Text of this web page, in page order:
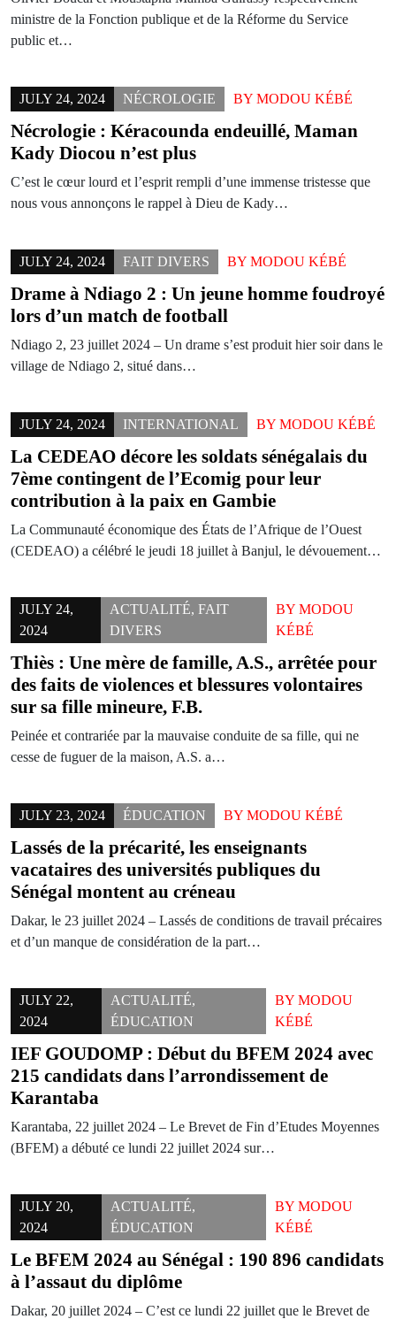
ministre de la Fonction publique et de la Réforme du Service
public et…
JULY 24, 2024 NÉCROLOGIE BY MODOU KÉBÉ
Nécrologie : Kéracounda endeuillé, Maman
Kady Diocou n’est plus
C’est le cœur lourd et l’esprit rempli d’une immense tristesse que
nous vous annonçons le rappel à Dieu de Kady…
JULY 24, 2024 FAIT DIVERS BY MODOU KÉBÉ
Drame à Ndiago 2 : Un jeune homme foudroyé
lors d’un match de football
Ndiago 2, 23 juillet 2024 – Un drame s’est produit hier soir dans le
village de Ndiago 2, situé dans…
JULY 24, 2024 INTERNATIONAL BY MODOU KÉBÉ
La CEDEAO décore les soldats sénégalais du
7ème contingent de l’Ecomig pour leur
contribution à la paix en Gambie
La Communauté économique des États de l’Afrique de l’Ouest
(CEDEAO) a célébré le jeudi 18 juillet à Banjul, le dévouement…
JULY 24,
2024
ACTUALITÉ,FAIT
DIVERS
BY MODOU
KÉBÉ
Thiès : Une mère de famille, A.S., arrêtée pour
des faits de violences et blessures volontaires
sur sa fille mineure, F.B.
Peinée et contrariée par la mauvaise conduite de sa fille, qui ne
cesse de fuguer de la maison, A.S. a…
JULY 23, 2024 ÉDUCATION BY MODOU KÉBÉ
Lassés de la précarité, les enseignants
vacataires des universités publiques du
Sénégal montent au créneau
Dakar, le 23 juillet 2024 – Lassés de conditions de travail précaires
et d’un manque de considération de la part…
JULY 22,
2024
ACTUALITÉ,
ÉDUCATION
BY MODOU
KÉBÉ
IEF GOUDOMP : Début du BFEM 2024 avec
215 candidats dans l’arrondissement de
Karantaba
Karantaba, 22 juillet 2024 – Le Brevet de Fin d’Etudes Moyennes
(BFEM) a débuté ce lundi 22 juillet 2024 sur…
JULY 20,
2024
ACTUALITÉ,
ÉDUCATION
BY MODOU
KÉBÉ
Le BFEM 2024 au Sénégal : 190 896 candidats
à l’assaut du diplôme
Dakar, 20 juillet 2024 – C’est ce lundi 22 juillet que le Brevet de